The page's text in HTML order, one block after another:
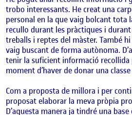
trobo interessants. He creat una
personal en la que vaig bolcant tota
recullo durant les pràctiques i durant
treballs i reptes del màster. També
vaig buscant de forma autònoma.
tenir la suficient informació recollida
moment d’haver de donar una classe
Com a proposta de millora i per
proposat elaborar la meva pròpia
D’aquesta manera ja tindré una